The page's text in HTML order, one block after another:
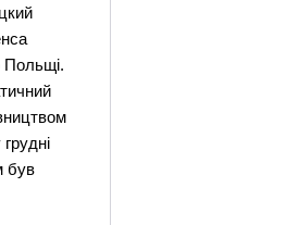
Польщі.
був